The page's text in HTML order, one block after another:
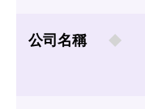
公司名稱